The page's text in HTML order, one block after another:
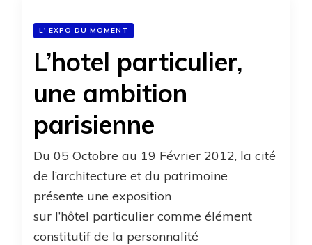
L' EXPO DU MOMENT
L’hotel particulier,
une ambition
parisienne
Du 05 Octobre au 19 Février 2012, la cité
de l’architecture et du patrimoine
présente une exposition
sur l’hôtel particulier comme élément
constitutif de la personnalité